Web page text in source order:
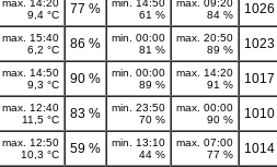
max. 14:20
9,4 °C
77 %
min. 14:50
61 %
max. 09:20
84 %
max. 15:40
6,2 °C
86 %
min. 00:00
81 %
max. 20:50
89 %
max. 14:50
9,3 °C
90 %
min. 00:00
89 %
max. 14:20
91 %
max. 12:40
11,5 °C
83 %
min. 23:50
70 %
max. 00:00
90 %
max. 12:50
10,3 °C
59 %
min. 13:10
44 %
max. 07:00
77 %